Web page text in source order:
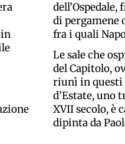
in
di pergamene
fra i quali
Le sale che
del Capitolo,
riunì in questi
d’Estate, uno
XVII secolo, è
dipinta da